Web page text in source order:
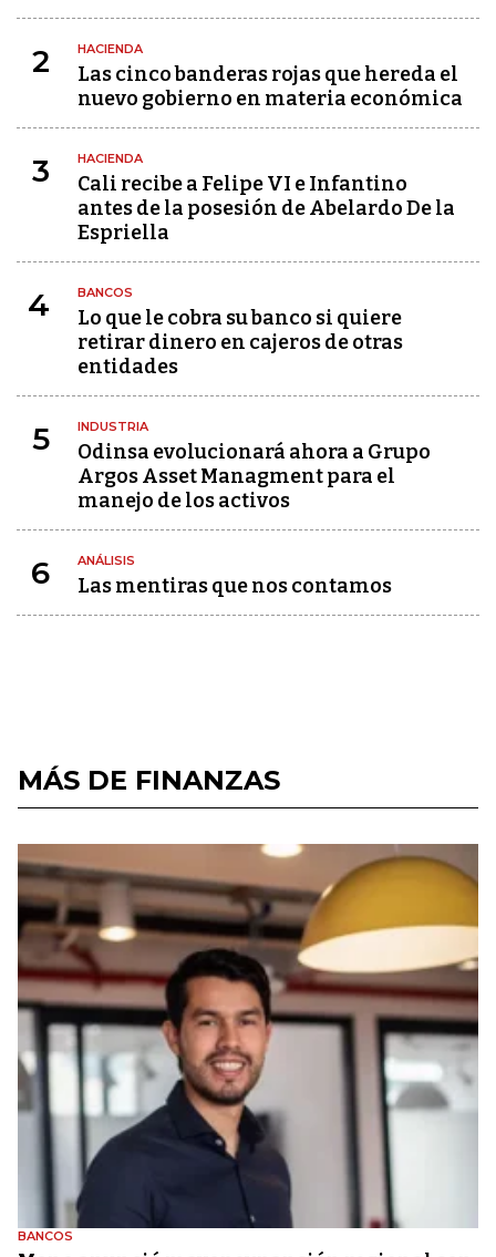
2 HACIENDA
Las cinco banderas rojas que hereda el
nuevo gobierno en materia económica
3 HACIENDA
Cali recibe a Felipe VI e Infantino
antes de la posesión de Abelardo De la
Espriella
4 BANCOS
Lo que le cobra su banco si quiere
retirar dinero en cajeros de otras
entidades
5 INDUSTRIA
Odinsa evolucionará ahora a Grupo
Argos Asset Managment para el
manejo de los activos
6 ANÁLISIS
Las mentiras que nos contamos
MÁS DE FINANZAS
BANCOS